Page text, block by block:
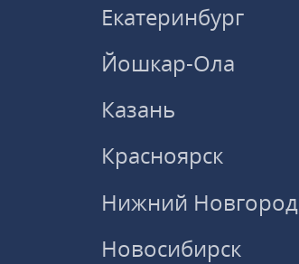
Екатеринбург
Йошкар-Ола
Казань
Красноярск
Нижний Новгород
Новосибирск